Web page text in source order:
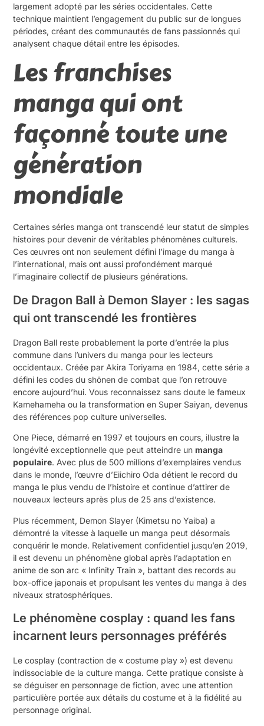
largement adopté par les séries occidentales. Cette
technique maintient l’engagement du public sur de longues
périodes, créant des communautés de fans passionnés qui
analysent chaque détail entre les épisodes.
Les franchises
manga qui ont
façonné toute une
génération
mondiale
Certaines séries manga ont transcendé leur statut de simples
histoires pour devenir de véritables phénomènes culturels.
Ces œuvres ont non seulement défini l’image du manga à
l’international, mais ont aussi profondément marqué
l’imaginaire collectif de plusieurs générations.
De Dragon Ball à Demon Slayer : les sagas
qui ont transcendé les frontières
Dragon Ball reste probablement la porte d’entrée la plus
commune dans l’univers du manga pour les lecteurs
occidentaux. Créée par Akira Toriyama en 1984, cette série a
défini les codes du shōnen de combat que l’on retrouve
encore aujourd’hui. Vous reconnaissez sans doute le fameux
Kamehameha ou la transformation en Super Saiyan, devenus
des références pop culture universelles.
One Piece, démarré en 1997 et toujours en cours, illustre la
longévité exceptionnelle que peut atteindre unmanga
populaire. Avec plus de 500 millions d’exemplaires vendus
dans le monde, l’œuvre d’Eiichiro Oda détient le record du
manga le plus vendu de l’histoire et continue d’attirer de
nouveaux lecteurs après plus de 25 ans d’existence.
Plus récemment, Demon Slayer (Kimetsu no Yaiba) a
démontré la vitesse à laquelle un manga peut désormais
conquérir le monde. Relativement confidentiel jusqu’en 2019,
il est devenu un phénomène global après l’adaptation en
anime de son arc « Infinity Train », battant des records au
box-office japonais et propulsant les ventes du manga à des
niveaux stratosphériques.
Le phénomène cosplay : quand les fans
incarnent leurs personnages préférés
Le cosplay (contraction de « costume play ») est devenu
indissociable de la culture manga. Cette pratique consiste à
se déguiser en personnage de fiction, avec une attention
particulière portée aux détails du costume et à la fidélité au
personnage original.